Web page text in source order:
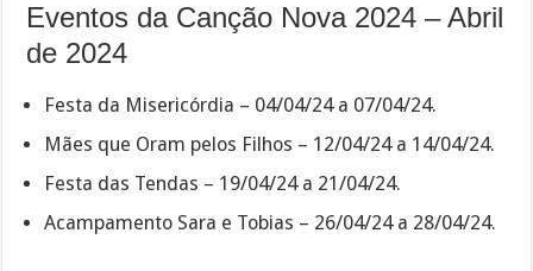
Eventos da Canção Nova 2024 – Abril
de 2024
Festa da Misericórdia – 04/04/24 a 07/04/24.
Mães que Oram pelos Filhos – 12/04/24 a 14/04/24.
Festa das Tendas – 19/04/24 a 21/04/24.
Acampamento Sara e Tobias – 26/04/24 a 28/04/24.